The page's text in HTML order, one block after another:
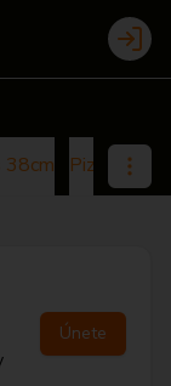
Login
38cm Pizza 25cm
Únete